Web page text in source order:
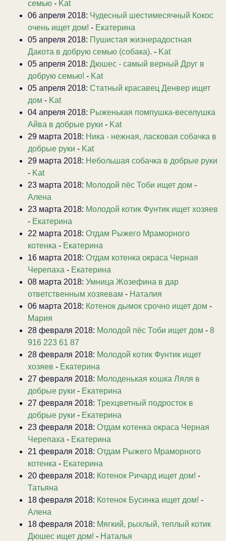
семью - Kat
06 апреля 2018: Чудесный шестимесячный Кокос
очень ищет дом! - Екатерина
05 апреля 2018: Пушистая жизнерадостная
Дакота в добрую семью (собака). - Kat
05 апреля 2018: Дюшес - самый верный Друг в
добрую семью! - Kat
05 апреля 2018: Статный красавец Денвер ищет
дом - Kat
04 апреля 2018: Рыженькая помпушка-веселушка
Айва в добрые руки - Kat
29 марта 2018: Ника - нежная, ласковая собачка в
добрые руки - Kat
29 марта 2018: Небольшая собачка в добрые руки
- Kat
23 марта 2018: Молодой пёс Тоби ищет дом -
Алена
23 марта 2018: Молодой котик Фунтик ищет хозяев
- Екатерина
22 марта 2018: Отдам Рыжего Мраморного
котенка - Екатерина
16 марта 2018: Отдам котенка окраса Черная
Черепаха - Екатерина
08 марта 2018: Умница Жозефина в дар
ответственным хозяевам - Наталия
06 марта 2018: Котенок дымок срочно ищет дом -
Мария
28 февраля 2018: Молодой пёс Тоби ищет дом - 8
916 223 61 87
28 февраля 2018: Молодой котик Фунтик ищет
хозяев - Екатерина
27 февраля 2018: Молоденькая кошка Ляля в
добрые руки - Екатерина
27 февраля 2018: Трехцветный подросток в
добрые руки - Екатерина
23 февраля 2018: Отдам котенка окраса Черная
Черепаха - Екатерина
21 февраля 2018: Отдам Рыжего Мраморного
котенка - Екатерина
20 февраля 2018: Котенок Ричард ищет дом! -
Татьяна
18 февраля 2018: Котенок Бусинка ищет дом! -
Алена
18 февраля 2018: Мягкий, рыхлый, теплый котик
Дюшес ищет дом! - Наталья